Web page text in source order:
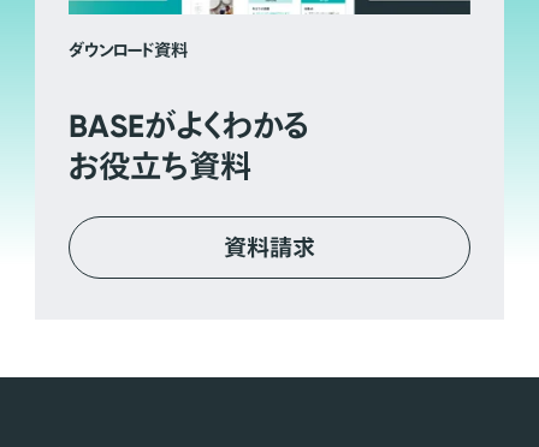
ダウンロード資料
BASEがよくわかる
お役立ち資料
資料請求